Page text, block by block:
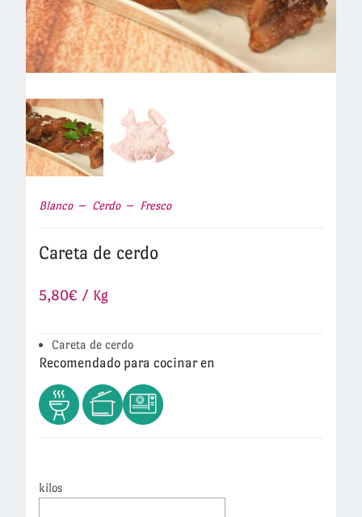
Blanco Cerdo Fresco
Careta de cerdo
5,80€ / Kg
Careta de cerdo
Recomendado para cocinar en
kilos